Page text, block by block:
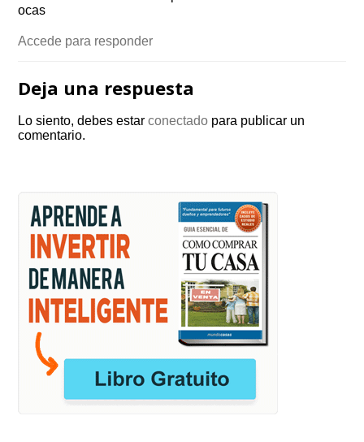
ocas
Accede para responder
Deja una respuesta
Lo siento, debes estarconectado para publicar un
comentario.